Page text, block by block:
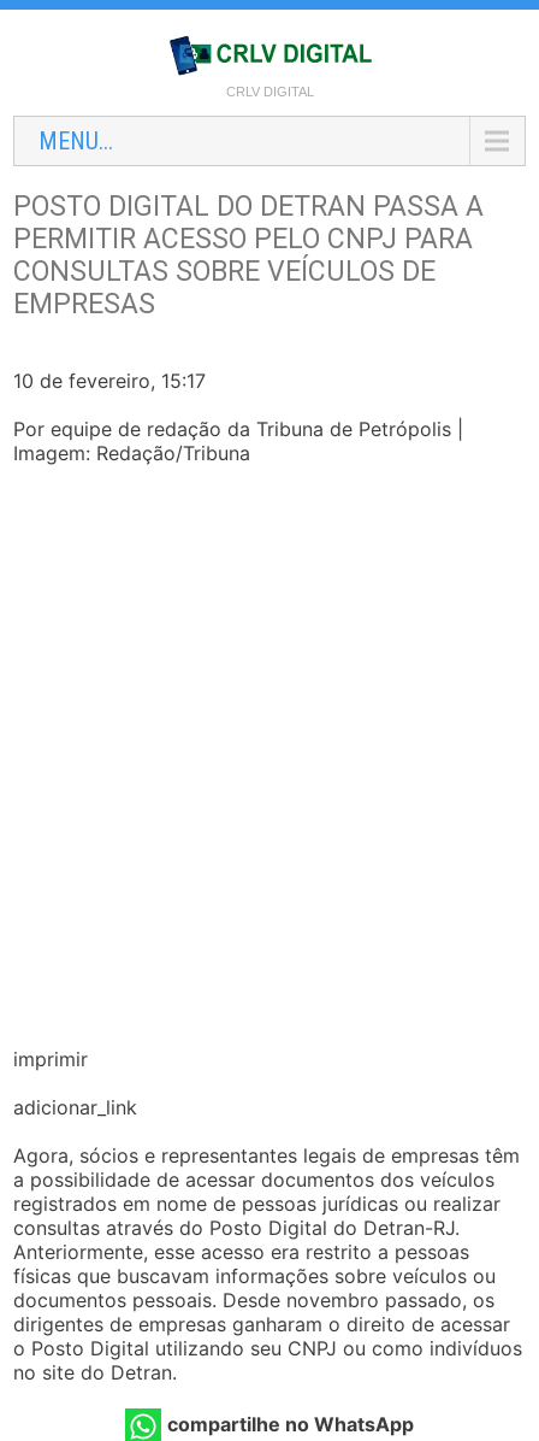
CRLV DIGITAL
MENU...
POSTO DIGITAL DO DETRAN PASSA A
PERMITIR ACESSO PELO CNPJ PARA
CONSULTAS SOBRE VEÍCULOS DE
EMPRESAS
10 de fevereiro, 15:17
Por equipe de redação da Tribuna de Petrópolis |
Imagem: Redação/Tribuna
imprimir
adicionar_link
Agora, sócios e representantes legais de empresas têm
a possibilidade de acessar documentos dos veículos
registrados em nome de pessoas jurídicas ou realizar
consultas através do Posto Digital do Detran-RJ.
Anteriormente, esse acesso era restrito a pessoas
físicas que buscavam informações sobre veículos ou
documentos pessoais. Desde novembro passado, os
dirigentes de empresas ganharam o direito de acessar
o Posto Digital utilizando seu CNPJ ou como indivíduos
no site do Detran.
compartilhe no WhatsApp